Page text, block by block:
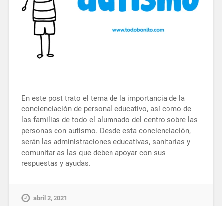
En este post trato el tema de la importancia de la
concienciación de personal educativo, así como de
las familias de todo el alumnado del centro sobre las
personas con autismo. Desde esta concienciación,
serán las administraciones educativas, sanitarias y
comunitarias las que deben apoyar con sus
respuestas y ayudas.
abril 2, 2021